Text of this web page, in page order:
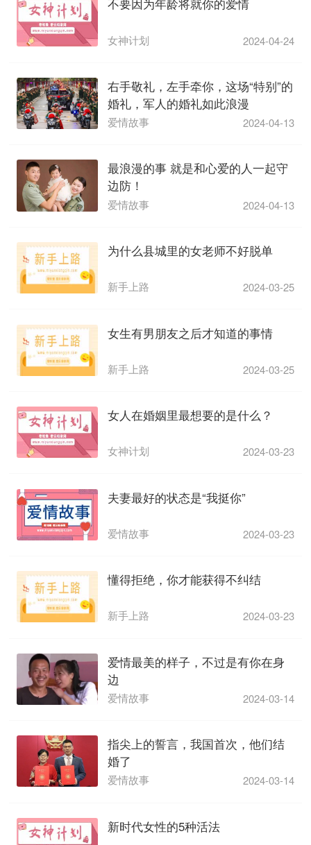
不要因为年龄将就你的爱情
女神计划 2024-04-24
右手敬礼，左手牵你，这场“特别”的
婚礼，军人的婚礼如此浪漫
爱情故事 2024-04-13
最浪漫的事 就是和心爱的人一起守
边防！
爱情故事 2024-04-13
为什么县城里的女老师不好脱单
新手上路 2024-03-25
女生有男朋友之后才知道的事情
新手上路 2024-03-25
女人在婚姻里最想要的是什么？
女神计划 2024-03-23
夫妻最好的状态是“我挺你”
爱情故事 2024-03-23
懂得拒绝，你才能获得不纠结
新手上路 2024-03-23
爱情最美的样子，不过是有你在身
边
爱情故事 2024-03-14
指尖上的誓言，我国首次，他们结
婚了
爱情故事 2024-03-14
新时代女性的5种活法